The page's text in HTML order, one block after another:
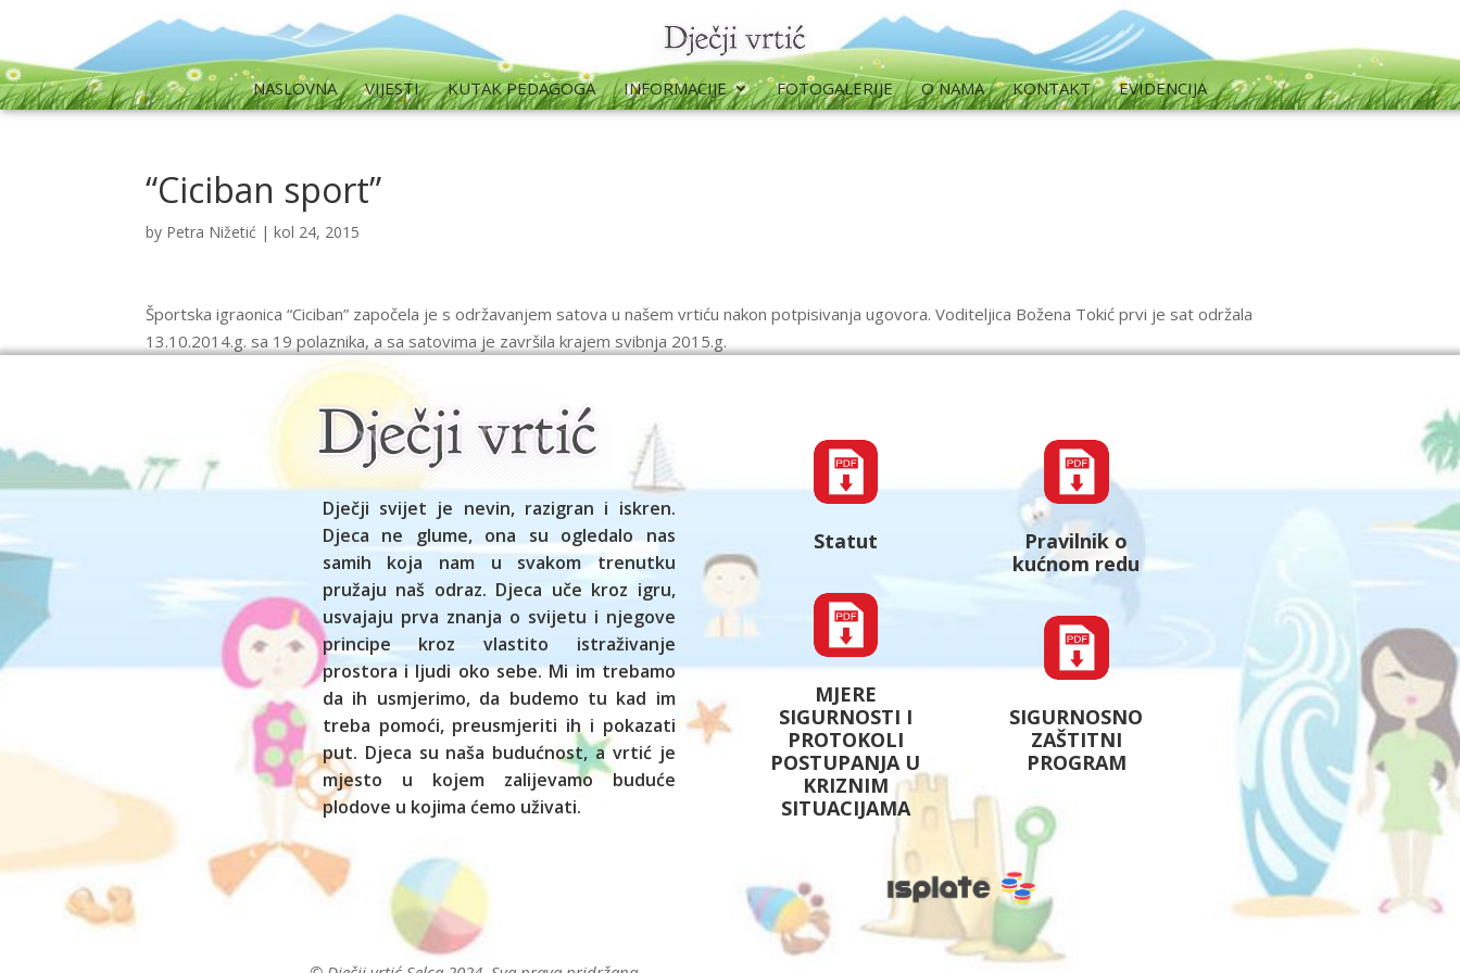
NASLOVNA VIJESTI KUTAK PEDAGOGA INFORMACIJE FOTOGALERIJE O NAMA KONTAKT EVIDENCIJA
“Ciciban sport”
by Petra Nižetić |kol 24, 2015
Športska igraonica “Ciciban” započela je s održavanjem satova u našem vrtiću nakon potpisivanja ugovora. Voditeljica Božena Tokić prvi je sat održala
13.10.2014.g. sa 19 polaznika, a sa satovima je završila krajem svibnja 2015.g.
Dječji svijet je nevin, razigran i iskren.
Djeca ne glume, ona su ogledalo nas
samih koja nam u svakom trenutku
pružaju naš odraz. Djeca uče kroz igru,
usvajaju prva znanja o svijetu i njegove
principe kroz vlastito istraživanje
prostora i ljudi oko sebe. Mi im trebamo
da ih usmjerimo, da budemo tu kad im
treba pomoći, preusmjeriti ih i pokazati
put. Djeca su naša budućnost, a vrtić je
mjesto u kojem zalijevamo buduće
plodove u kojima ćemo uživati.
Statut
MJERE
SIGURNOSTI I
PROTOKOLI
POSTUPANJA U
KRIZNIM
SITUACIJAMA
Pravilnik o
kućnom redu
SIGURNOSNO
ZAŠTITNI
PROGRAM